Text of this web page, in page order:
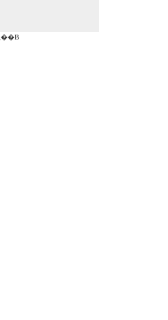
���̃T�C�g��DVD�̂݃f�[�^�����ł��܂��B